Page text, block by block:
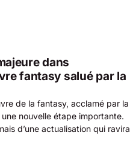
dans
fantasy salué par la
de la fantasy, acclamé par la
nouvelle étape importante.
d’une actualisation qui ravira